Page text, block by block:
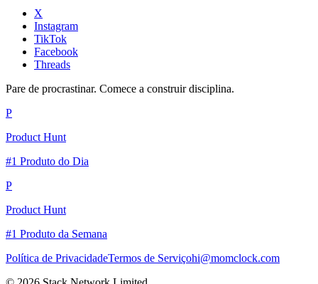
X
Instagram
TikTok
Facebook
Threads
Pare de procrastinar. Comece a construir disciplina.
P
Product Hunt
#1 Produto do Dia
P
Product Hunt
#1 Produto da Semana
Política de PrivacidadeTermos de Serviçohi@momclock.com